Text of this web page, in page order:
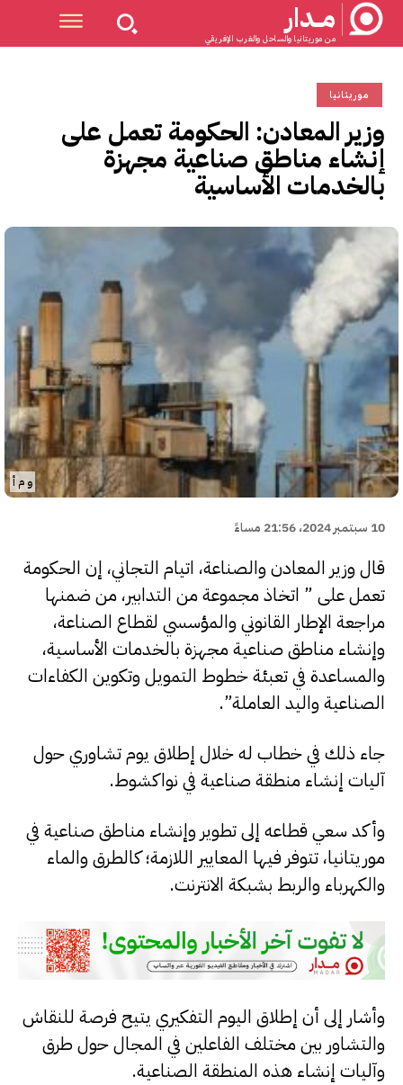
مــدار
من موريتانيا والساحل والغرب الإفريقي
موريتانيا
وزير المعادن: الحكومة تعمل على
إنشاء مناطق صناعية مجهزة
بالخدمات الأساسية
و م أ
10 سبتمبر 2024، 21:56 مساءً
قال وزير المعادن والصناعة، اتيام التجاني، إن الحكومة
تعمل على ” اتخاذ مجموعة من التدابير، من ضمنها
مراجعة الإطار القانوني والمؤسسي لقطاع الصناعة،
وإنشاء مناطق صناعية مجهزة بالخدمات الأساسية،
والمساعدة في تعبئة خطوط التمويل وتكوين الكفاءات
الصناعية واليد العاملة”.
جاء ذلك في خطاب له خلال إطلاق يوم تشاوري حول
آليات إنشاء منطقة صناعية في نواكشوط.
وأكد سعي قطاعه إلى تطوير وإنشاء مناطق صناعية في
موريتانيا، تتوفر فيها المعايير اللازمة؛ كالطرق والماء
والكهرباء والربط بشبكة الانترنت.
وأشار إلى أن إطلاق اليوم التفكيري يتيح فرصة للنقاش
والتشاور بين مختلف الفاعلين في المجال حول طرق
وآليات إنشاء هذه المنطقة الصناعية.